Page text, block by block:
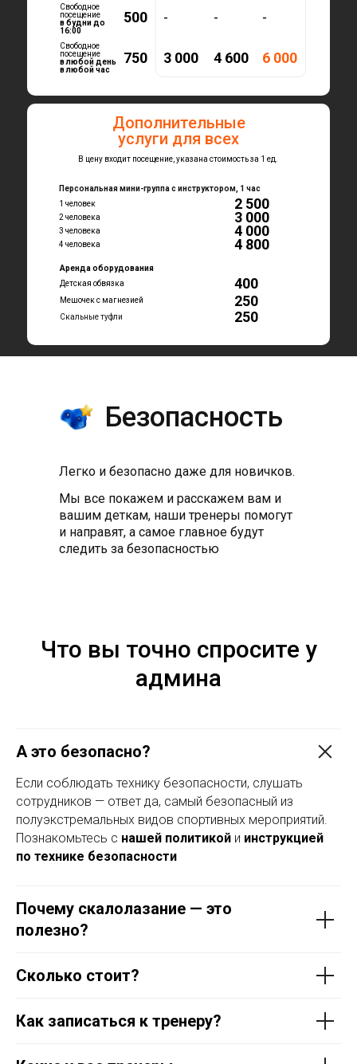
1 человек 2 500
Аренда оборудования
400
Детская обвязка
Мешочек с магнезией
250
Скальные туфли
2 человека 3 000
3 человека 4 000
4 человека 4 800
250
Свободное
посещение
в будни до
16:00
Свободное
посещение
в любой день
в любой час
500
750 3 000 4 600 6 000
-
Дополнительные
услуги для всех
-
В цену входит посещение, указана стоимость за 1 ед.
-
Персональная мини-группа с инструктором, 1 час
Безопасность
Легко и безопасно даже для новичков.
Мы все покажем и расскажем вам и
вашим деткам, наши тренеры помогут
и направят, а самое главное будут
следить за безопасностью
Что вы точно спросите у
админа
А это безопасно?
Если соблюдать технику безопасности, слушать
сотрудников — ответ да, самый безопасный из
полуэкстремальных видов спортивных мероприятий.
Познакомьтесь с нашей политикой и инструкцией
по технике безопасности
Почему скалолазание — это
полезно?
Сколько стоит?
Как записаться к тренеру?